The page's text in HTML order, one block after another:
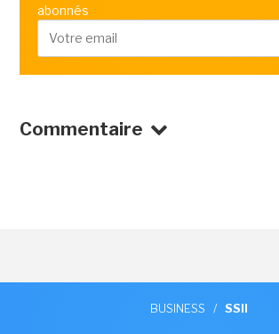
abonnés
Commentaire
BUSINESS / SSII